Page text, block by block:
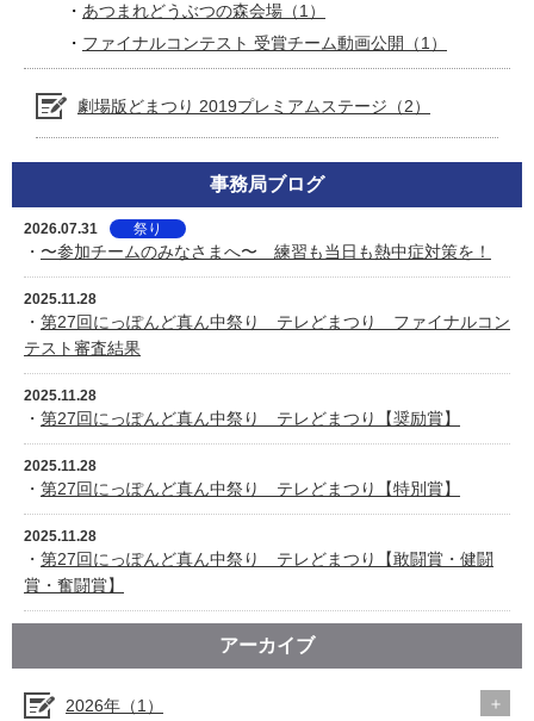
あつまれどうぶつの森会場（1）
ファイナルコンテスト 受賞チーム動画公開（1）
劇場版どまつり 2019プレミアムステージ（2）
事務局ブログ
2026.07.31 祭り
・ 〜参加チームのみなさまへ〜 練習も当日も熱中症対策を！
2025.11.28
・ 第27回にっぽんど真ん中祭り テレどまつり ファイナルコン
テスト審査結果
2025.11.28
・ 第27回にっぽんど真ん中祭り テレどまつり【奨励賞】
2025.11.28
・ 第27回にっぽんど真ん中祭り テレどまつり【特別賞】
2025.11.28
・ 第27回にっぽんど真ん中祭り テレどまつり【敢闘賞・健闘
賞・奮闘賞】
アーカイブ
2026年（1）